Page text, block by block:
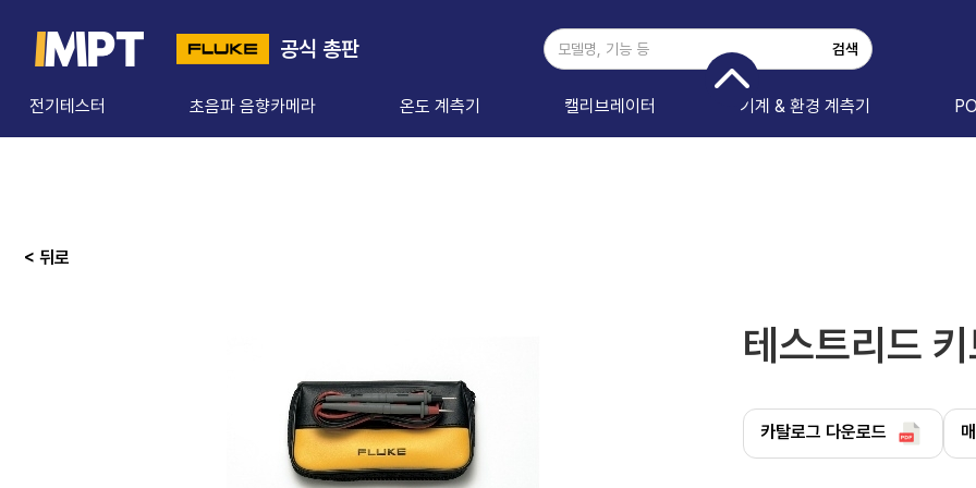
공식 총판
전기테스터 초음파 음향카메라 온도 계측기 캘리브레이터 기계 & 환경 계측기
< 뒤로
테스트리드
카탈로그 다운로드